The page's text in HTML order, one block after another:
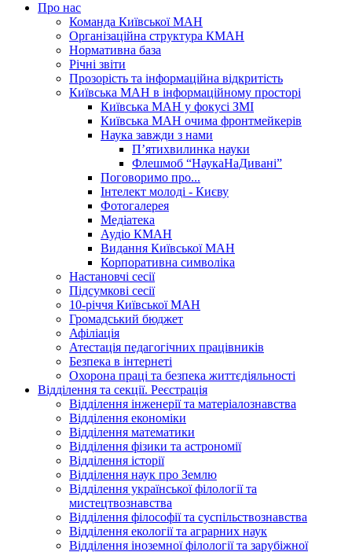
Про нас
Команда Київської МАН
Організаційна структура КМАН
Нормативна база
Річні звіти
Прозорість та інформаційна відкритість
Київська МАН в інформаційному просторі
Київська МАН у фокусі ЗМІ
Київська МАН очима фронтмейкерів
Наука завжди з нами
П’ятихвилинка науки
Флешмоб “НаукаНаДивані”
Поговоримо про...
Інтелект молоді - Києву
Фотогалерея
Медіатека
Аудіо КМАН
Видання Київської МАН
Корпоративна символіка
Настановчі сесії
Підсумкові сесії
10-річчя Київської МАН
Громадський бюджет
Афіліація
Атестація педагогічних працівників
Безпека в інтернеті
Охорона праці та безпека життєдіяльності
Відділення та секції. Реєстрація
Відділення інженерії та матеріалознавства
Відділення економіки
Відділення математики
Відділення фізики та астрономії
Відділення історії
Відділення наук про Землю
Відділення української філології та
мистецтвознавства
Відділення філософії та суспільствознавства
Відділення екології та аграрних наук
Відділення іноземної філології та зарубіжної